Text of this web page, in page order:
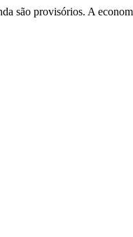
são provisórios. A